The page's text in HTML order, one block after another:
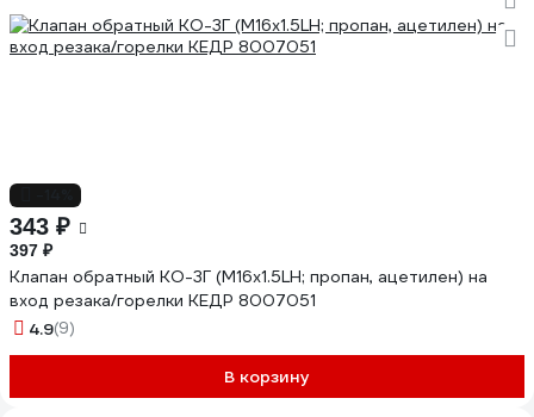
343 ₽
397 ₽
Клапан обратный КО-3Г (М16x1.5LH; пропан, ацетилен) на
вход резака/горелки КЕДР 8007051
4.9(9)
В корзину